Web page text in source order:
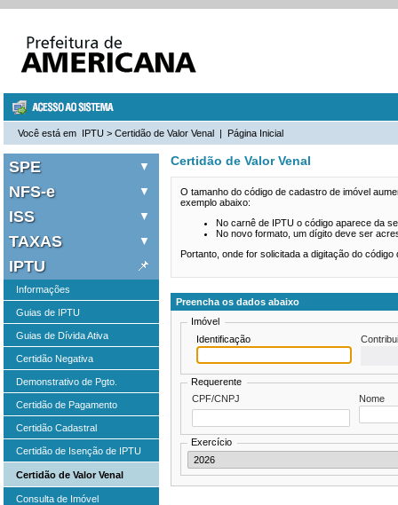
Você está em IPTU > Certidão de Valor Venal | Página Inicial
SPE
Bem Vindo
Acesso ao Sistema
Solicitar SENHA-WEB
Verificar Autenticidade
Legislação Tributária
NFS-e
Informações
Consulte seus Créditos
Verifique a Autenticidade
Consulta de RPS
ISS
Informações
Guia de ISS Fixo 2026
Guia ISS Empresas de Fora
Comprovante Inscrição
TAXAS
Informações
Emissão de Taxa
IPTU
Informações
Guias de IPTU
Guias de Dívida Ativa
Certidão Negativa
Demonstrativo de Pgto.
Certidão de Pagamento
Certidão Cadastral
Certidão de Isenção de IPTU
Certidão de Valor Venal
Consulta de Imóvel
Certidão de Valor Venal
O tamanho do código de cadastro de imóvel
exemplo abaixo:
No carnê de IPTU o código aparece da
No novo formato, um dígito deve ser
Portanto, onde for solicitada a digitação do
Preencha os dados abaixo
Imóvel
Identificação
Requerente
CPF/CNPJ
Nome
Exercício